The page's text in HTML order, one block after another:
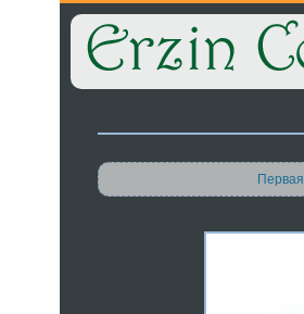
Первая